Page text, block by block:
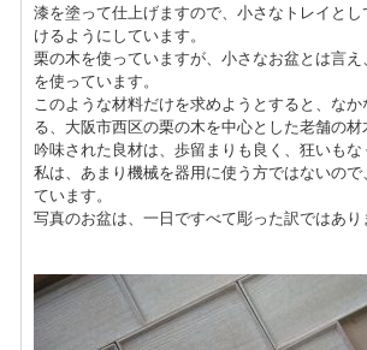
漆を塗って仕上げますので、小さなトレイと
けるようにしています。
栗の木を使っていますが、小さなお盆とは言
を使っています。
このような材料だけを求めようとすると、な
る、大阪市西区の栗の木を中心とした老舗の材
吟味された良材は、歩留まりも良く、狂いもな
私は、あまり機械を器用に使う方ではないの
ています。
写真のお盆は、一日ですべて彫った訳ではあ